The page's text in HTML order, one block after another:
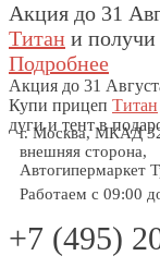
Акция до 31
Титан и получи
Подробнее
Акция до 31
Купи прицеп Титан
дуги и тент в
г. Москва, МКАД
внешняя сторона,
Автогипермаркет
Работаем с 09:00
+7 (495)